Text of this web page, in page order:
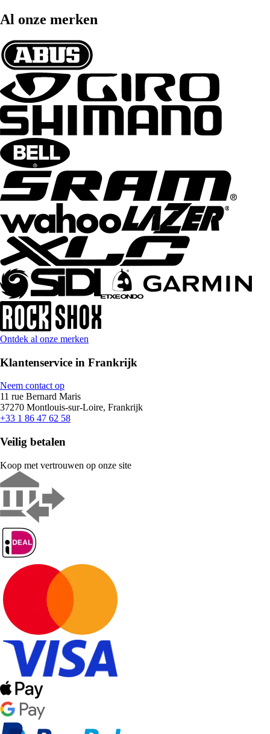
Al onze merken
Ontdek al onze merken
Klantenservice in Frankrijk
Neem contact op
11 rue Bernard Maris
37270 Montlouis-sur-Loire, Frankrijk
+33 1 86 47 62 58
Veilig betalen
Koop met vertrouwen op onze site